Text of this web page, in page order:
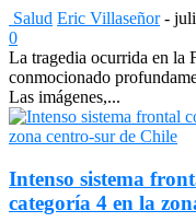
Salud Eric Villaseñor -
0
La tragedia ocurrida en la
conmocionado
Las imágenes,...
Intenso sistema
categoría 4 en la